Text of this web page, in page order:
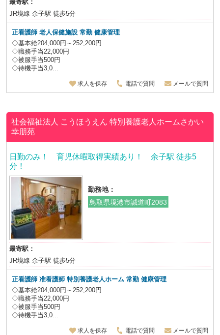
最寄駅：
JR境線 余子駅 徒歩5分
正看護師 老人保健施設 常勤 健康管理
◇基本給204,000円～252,200円
◇職務手当22,000円
◇被服手当500円
◇待機手当3,0...
求人を保存 電話で質問 メールで質問
社会福祉法人 こうほうえん特別養護老人ホームさかい
幸朋苑
日勤のみ！ 育児休暇取得実績あり！ 余子駅 徒歩5
分！
勤務地：
鳥取県境港市誠道町2083
最寄駅：
JR境線 余子駅 徒歩5分
正看護師 准看護師 特別養護老人ホーム常勤 健康管理
◇基本給204,000円～252,200円
◇職務手当22,000円
◇被服手当500円
◇待機手当3,0...
求人を保存 電話で質問 メールで質問